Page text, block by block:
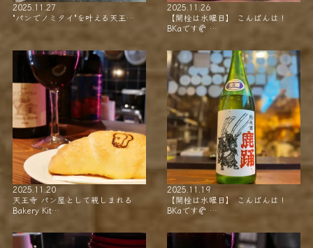
2025.11.27
"パンでノミタイ"を叶える天王…
2025.11.26
【開栓は水曜日】 こんばんは！
BKaです🥐 …
2025.11.20
天王寺 パン屋として親しまれる
Bakery Kit…
2025.11.19
【開栓は水曜日】 こんばんは！
BKaです🥐 …